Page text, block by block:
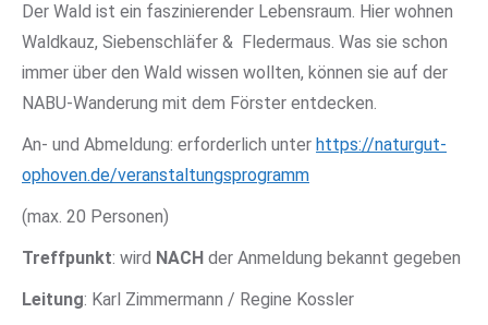
Der Wald ist ein faszinierender Lebensraum. Hier wohnen
Waldkauz, Siebenschläfer & Fledermaus. Was sie schon
immer über den Wald wissen wollten, können sie auf der
NABU-Wanderung mit dem Förster entdecken.
An- und Abmeldung: erforderlich unter https://naturgut-
ophoven.de/veranstaltungsprogramm
(max. 20 Personen)
Treffpunkt: wird NACH der Anmeldung bekannt gegeben
Leitung: Karl Zimmermann / Regine Kossler